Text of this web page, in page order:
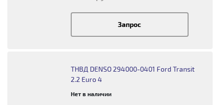
Запрос
ТНВД DENSO 294000-0401 Ford Transit
2.2 Euro 4
Нет в наличии